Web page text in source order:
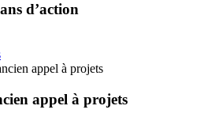
d’action
appel à projets
appel à projets